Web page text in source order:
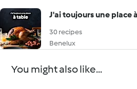
J'ai toujours une place
30 recipes
Benelux
You might also like...